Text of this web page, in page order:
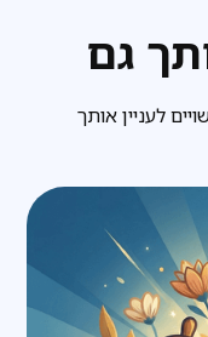
גם
לעניין אותך